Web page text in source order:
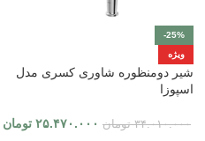
-25%
ویژه
شیر دومنظوره شاوری کسری مدل
اسپوزا
۳۴.۰۱۰.۰۰۰ تومان ۲۵.۴۷۰.۰۰۰ تومان